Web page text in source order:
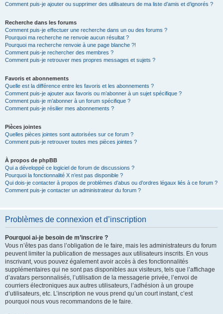
Comment puis-je ajouter ou supprimer des utilisateurs de ma liste d’amis et d’ignorés ?
Recherche dans les forums
Comment puis-je effectuer une recherche dans un ou des forums ?
Pourquoi ma recherche ne renvoie aucun résultat ?
Pourquoi ma recherche renvoie à une page blanche ?!
Comment puis-je rechercher des membres ?
Comment puis-je retrouver mes propres messages et sujets ?
Favoris et abonnements
Quelle est la différence entre les favoris et les abonnements ?
Comment puis-je ajouter aux favoris ou m’abonner à un sujet spécifique ?
Comment puis-je m’abonner à un forum spécifique ?
Comment puis-je résilier mes abonnements ?
Pièces jointes
Quelles pièces jointes sont autorisées sur ce forum ?
Comment puis-je retrouver toutes mes pièces jointes ?
À propos de phpBB
Qui a développé ce logiciel de forum de discussions ?
Pourquoi la fonctionnalité X n’est pas disponible ?
Qui dois-je contacter à propos de problèmes d’abus ou d’ordres légaux liés à ce forum ?
Comment puis-je contacter un administrateur du forum ?
Problèmes de connexion et d’inscription
Pourquoi ai-je besoin de m’inscrire ?
Vous n’êtes pas dans l’obligation de le faire, mais les administrateurs du forum
peuvent limiter la publication de messages aux utilisateurs inscrits. En vous
inscrivant, vous pouvez également avoir accès à des fonctionnalités
supplémentaires qui ne sont pas disponibles aux visiteurs, tels que l’affichage
d’avatars personnalisés, l’utilisation de la messagerie privée, l’envoi de
courriers électroniques aux autres utilisateurs, l’adhésion à un groupe
d’utilisateurs, etc. L’inscription ne vous prend qu’un court instant, c’est
pourquoi nous vous recommandons de le faire.